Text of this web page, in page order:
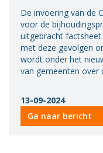
De invoering van de
voor de
uitgebracht
met deze gevolgen
wordt onder het
van gemeenten over
13-09-2024
Ga naar bericht